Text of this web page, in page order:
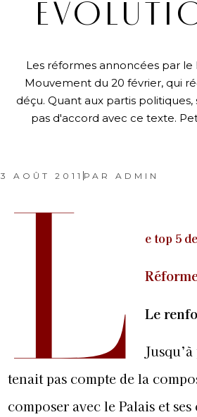
Les réformes annoncées par
Mouvement du 20 février, qui
déçu. Quant aux partis
pas d'accord avec ce texte.
3 AOÛT 2011 PAR ADMIN
L e top 5
Le
tenait pas compte de la
composer avec le Palais et